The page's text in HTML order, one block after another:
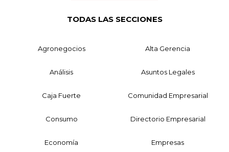
TODAS LAS SECCIONES
Agronegocios Alta Gerencia
Análisis Asuntos Legales
Caja Fuerte Comunidad Empresarial
Consumo Directorio Empresarial
Economía Empresas